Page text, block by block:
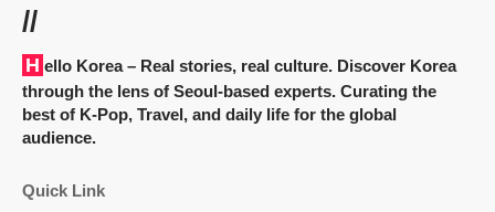
//
Hello Korea– Real stories, real culture. Discover Korea
through the lens of Seoul-based experts. Curating the
best of K-Pop, Travel, and daily life for the global
audience.
Quick Link